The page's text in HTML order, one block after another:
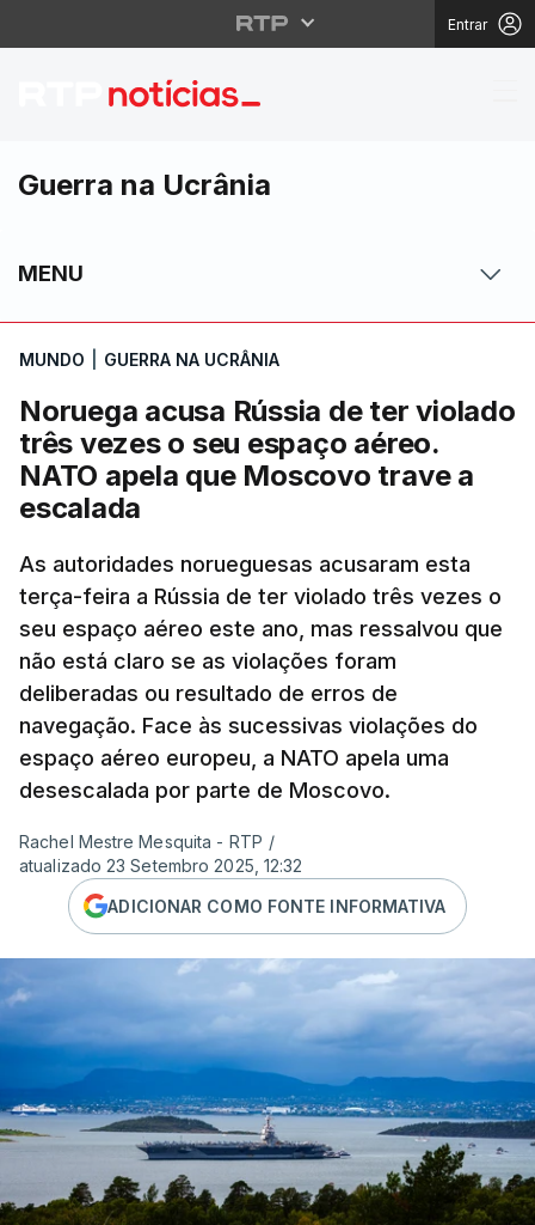
Entrar
Noruega acusa
Guerra na Ucrânia
MENU
MUNDO GUERRA NA UCRÂNIA
Noruega acusa Rússia de ter violado
três vezes o seu espaço aéreo.
NATO apela que Moscovo trave a
escalada
As autoridades norueguesas acusaram esta
terça-feira a Rússia de ter violado três vezes o
seu espaço aéreo este ano, mas ressalvou que
não está claro se as violações foram
deliberadas ou resultado de erros de
navegação. Face às sucessivas violações do
espaço aéreo europeu, a NATO apela uma
desescalada por parte de Moscovo.
Rachel Mestre Mesquita - RTP /
atualizado 23 Setembro 2025, 12:32
ADICIONAR COMO FONTE INFORMATIVA